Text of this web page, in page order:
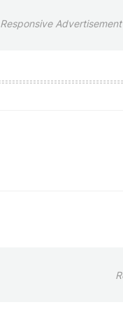
Responsive Advertisement